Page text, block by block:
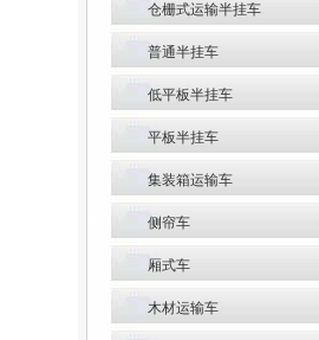
仓栅式运输半挂车
普通半挂车
低平板半挂车
平板半挂车
集装箱运输车
侧帘车
厢式车
木材运输车